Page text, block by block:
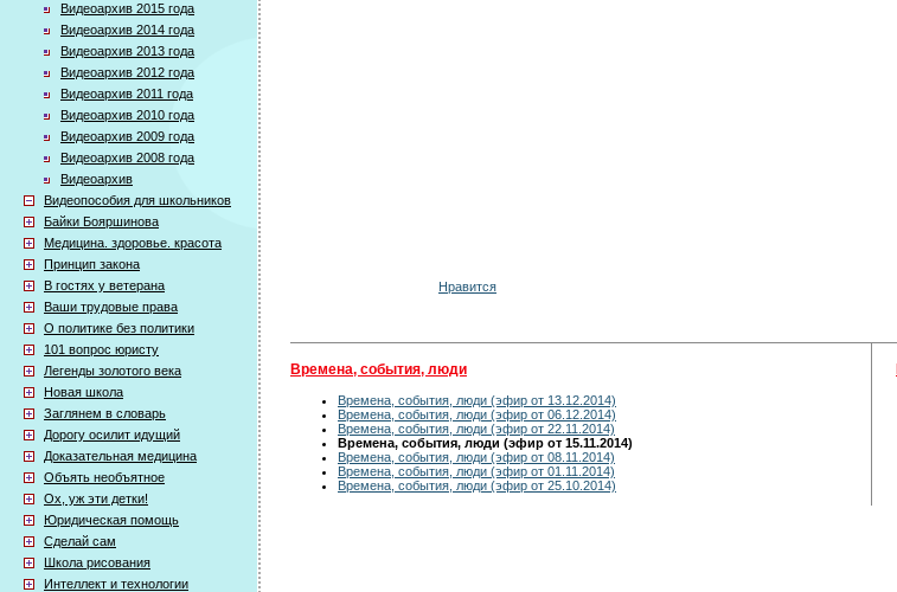
Видеоархив 2015 года
Видеоархив 2014 года
Видеоархив 2013 года
Видеоархив 2012 года
Видеоархив 2011 года
Видеоархив 2010 года
Видеоархив 2009 года
Видеоархив 2008 года
Видеоархив
Видеопособия для школьников
Байки Бояршинова
Медицина. здоровье. красота
Принцип закона
В гостях у ветерана
Ваши трудовые права
О политике без политики
101 вопрос юристу
Легенды золотого века
Новая школа
Заглянем в словарь
Дорогу осилит идущий
Доказательная медицина
Объять необъятное
Ох, уж эти детки!
Юридическая помощь
Сделай сам
Школа рисования
Интеллект и технологии
Нравится
Времена, события, люди
Времена, события, люди (эфир от 13.12.2014)
Времена, события, люди (эфир от 06.12.2014)
Времена, события, люди (эфир от 22.11.2014)
Времена, события, люди (эфир от 15.11.2014)
Времена, события, люди (эфир от 08.11.2014)
Времена, события, люди (эфир от 01.11.2014)
Времена, события, люди (эфир от 25.10.2014)